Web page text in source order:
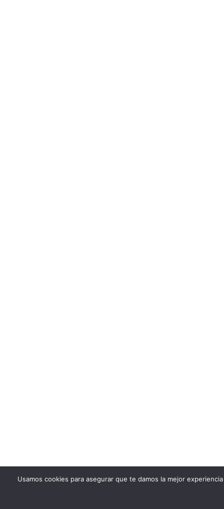
Usamos cookies para asegurar que te damos la mejor